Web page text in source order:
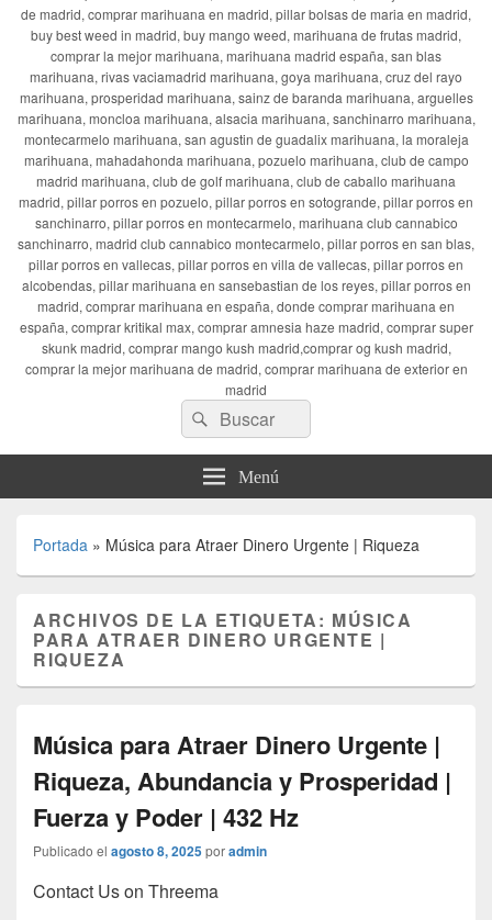
de madrid, comprar marihuana en madrid, pillar bolsas de maria en madrid,
buy best weed in madrid, buy mango weed, marihuana de frutas madrid,
comprar la mejor marihuana, marihuana madrid españa, san blas
marihuana, rivas vaciamadrid marihuana, goya marihuana, cruz del rayo
marihuana, prosperidad marihuana, sainz de baranda marihuana, arguelles
marihuana, moncloa marihuana, alsacia marihuana, sanchinarro marihuana,
montecarmelo marihuana, san agustin de guadalix marihuana, la moraleja
marihuana, mahadahonda marihuana, pozuelo marihuana, club de campo
madrid marihuana, club de golf marihuana, club de caballo marihuana
madrid, pillar porros en pozuelo, pillar porros en sotogrande, pillar porros en
sanchinarro, pillar porros en montecarmelo, marihuana club cannabico
sanchinarro, madrid club cannabico montecarmelo, pillar porros en san blas,
pillar porros en vallecas, pillar porros en villa de vallecas, pillar porros en
alcobendas, pillar marihuana en sansebastian de los reyes, pillar porros en
madrid, comprar marihuana en españa, donde comprar marihuana en
españa, comprar kritikal max, comprar amnesia haze madrid, comprar super
skunk madrid, comprar mango kush madrid,comprar og kush madrid,
comprar la mejor marihuana de madrid, comprar marihuana de exterior en
madrid
Buscar
por:
Buscar
Menú
Portada » Música para Atraer Dinero Urgente | Riqueza
ARCHIVOS DE LA ETIQUETA: MÚSICA
PARA ATRAER DINERO URGENTE |
RIQUEZA
Música para Atraer Dinero Urgente |
Riqueza, Abundancia y Prosperidad |
Fuerza y Poder | 432 Hz
Publicado el agosto 8, 2025poradmin
Contact Us on Threema